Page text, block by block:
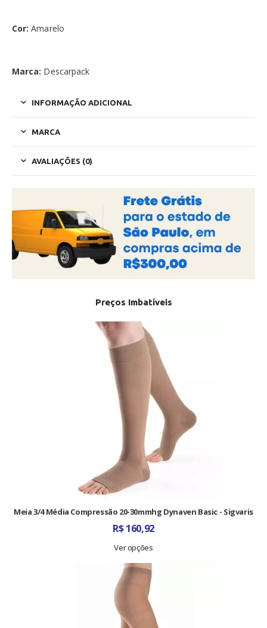
Cor: Amarelo
Marca: Descarpack
INFORMAÇÃO ADICIONAL
MARCA
AVALIAÇÕES (0)
Preços Imbatíveis
Meia 3/4 Média Compressão 20-30mmhg Dynaven Basic - Sigvaris
R$160,92
Ver opções